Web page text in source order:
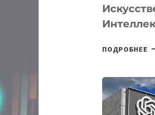
ПОДРОБНЕЕ В